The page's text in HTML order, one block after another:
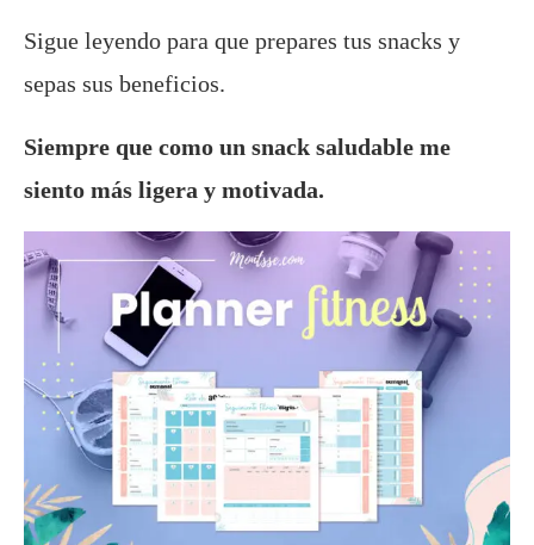
Sigue leyendo para que prepares tus snacks y
sepas sus beneficios.
Siempre que como un snack saludable me
siento más ligera y motivada.